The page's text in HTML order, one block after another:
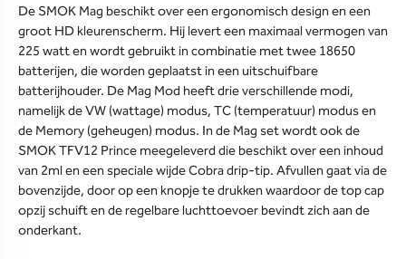
De SMOK Mag beschikt over een ergonomisch design en een
groot HD kleurenscherm. Hij levert een maximaal vermogen van
225 watt en wordt gebruikt in combinatie met twee 18650
batterijen, die worden geplaatst in een uitschuifbare
batterijhouder. De Mag Mod heeft drie verschillende modi,
namelijk de VW (wattage) modus, TC (temperatuur) modus en
de Memory (geheugen) modus. In de Mag set wordt ook de
SMOK TFV12 Prince meegeleverd die beschikt over een inhoud
van 2ml en een speciale wijde Cobra drip-tip. Afvullen gaat via de
bovenzijde, door op een knopje te drukken waardoor de top cap
opzij schuift en de regelbare luchttoevoer bevindt zich aan de
onderkant.